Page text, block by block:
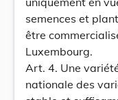
semences et
être
Luxembourg.
Art. 4. Une
nationale des